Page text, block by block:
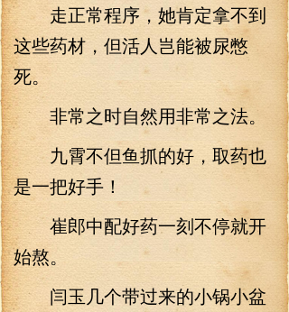
走正常程序，她肯定拿不到
这些药材，但活人岂能被尿憋
死。
非常之时自然用非常之法。
九霄不但鱼抓的好，取药也
是一把好手！
崔郎中配好药一刻不停就开
始熬。
闫玉几个带过来的小锅小盆